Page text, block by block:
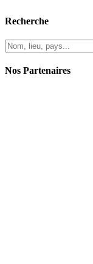
Recherche
Nos Partenaires